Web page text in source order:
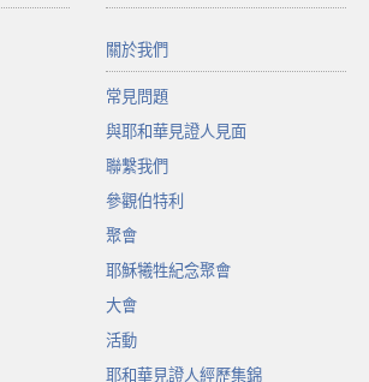
關於我們
常見問題
與耶和華見證人見面
聯繫我們
參觀伯特利
聚會
耶穌犧牲紀念聚會
大會
活動
耶和華見證人經歷集錦